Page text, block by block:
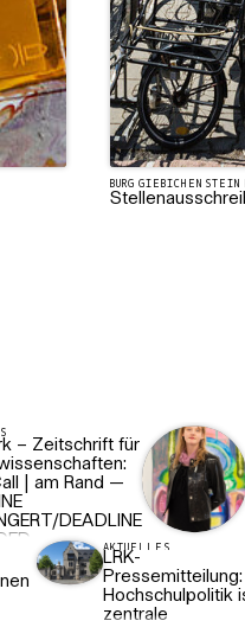
BURG GIEBICHENSTEIN
– Zeitschrift für
| am Rand —
DEADLINE
AKTUELLES
LRK-
Pressemitteilung:
Hochschulpolitik
zentrale